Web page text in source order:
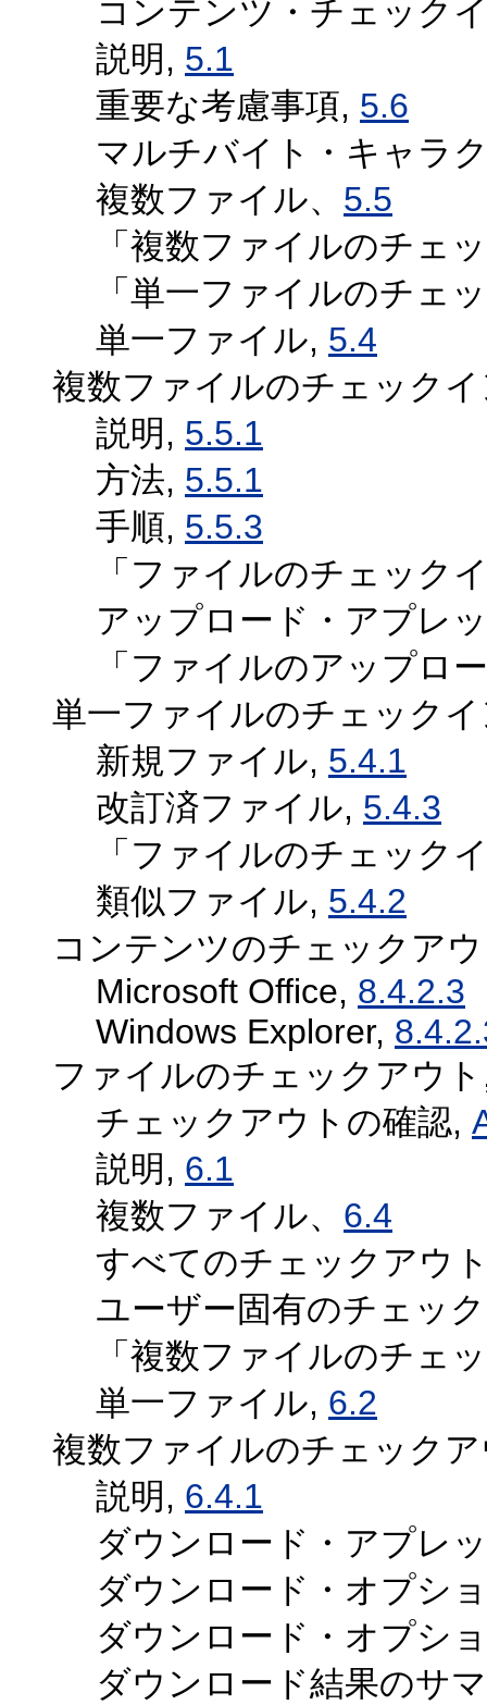
コンテンツ・チェック
説明, 5.1
重要な考慮事項, 5.6
マルチバイト・キャラ
複数ファイル、 5.5
「複数ファイルのチェ
「単一ファイルのチェ
単一ファイル, 5.4
複数ファイルのチェック
説明, 5.5.1
方法, 5.5.1
手順, 5.5.3
「ファイルのチェック
アップロード・アプレ
「ファイルのアップロ
単一ファイルのチェック
新規ファイル, 5.4.1
改訂済ファイル, 5.4.3
「ファイルのチェック
類似ファイル, 5.4.2
コンテンツのチェックア
Microsoft Office, 8.4.2.3
Windows Explorer,
ファイルのチェックアウ
チェックアウトの確認,
説明, 6.1
複数ファイル、 6.4
すべてのチェックアウ
ユーザー固有のチェッ
「複数ファイルのチェ
単一ファイル, 6.2
複数ファイルのチェック
説明, 6.4.1
ダウンロード・アプレ
ダウンロード・オプシ
ダウンロード・オプシ
ダウンロード結果のサ